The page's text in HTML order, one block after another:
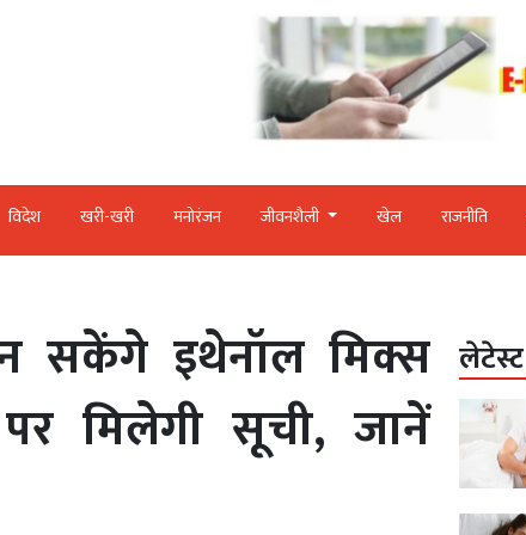
विदेश खरी-खरी मनोरंजन जीवनशैली खेल राजनीति
सकेंगे इथेनॉल मिक्स
मिलेगी सूची, जानें
लेटेस्ट